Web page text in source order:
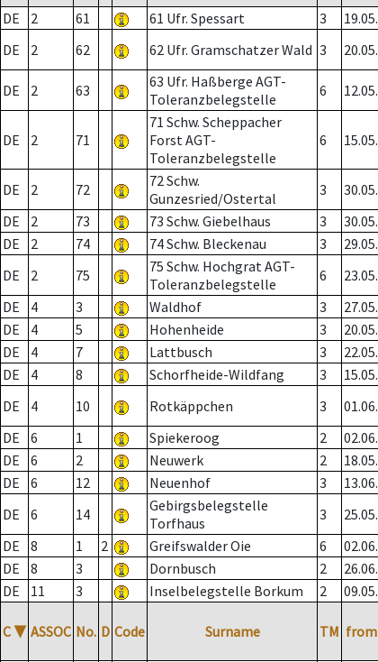
DE
2 61 61 Ufr. Spessart 3 19.05.
DE
2 62 62 Ufr. Gramschatzer Wald 3 20.05.
DE 2 63
63 Ufr. Haßberge AGT-
Toleranzbelegstelle
6 12.05.
DE 2 71
71 Schw. Scheppacher
Forst AGT-
Toleranzbelegstelle
6 15.05.
DE 2 72
72 Schw.
Gunzesried/Ostertal
3 30.05.
DE
2 73 73 Schw. Giebelhaus 3 30.05.
DE
2 74 74 Schw. Bleckenau 3 29.05.
DE
2 75
75 Schw. Hochgrat AGT-
Toleranzbelegstelle
6 23.05.
DE
4 3 Waldhof 3 27.05.
DE
4 5 Hohenheide 3 20.05.
DE
4 7 Lattbusch 3 22.05.
DE
4 8 Schorfheide-Wildfang 3 15.05.
DE
4 10 Rotkäppchen 3 01.06.
DE
6 1 Spiekeroog 2 02.06.
DE
6 2 Neuwerk 2 18.05.
DE
6 12 Neuenhof 3 13.06.
DE
6 14
Gebirgsbelegstelle
Torfhaus
3 25.05.
DE
8 1 2 Greifswalder Oie 6 02.06.
DE
8 3 Dornbusch 2 26.06.
DE
11 3 Inselbelegstelle Borkum 2 09.05.
C ▼ ASSOC No. D Code Surname TM from